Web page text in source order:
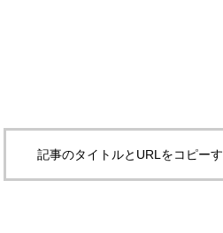
記事のタイトルとURLをコピー